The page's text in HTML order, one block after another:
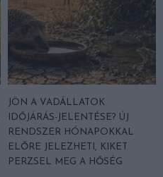
JÖN A VADÁLLATOK
IDŐJÁRÁS-JELENTÉSE? ÚJ
RENDSZER HÓNAPOKKAL
ELŐRE JELEZHETI, KIKET
PERZSEL MEG A HŐSÉG